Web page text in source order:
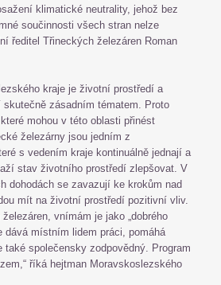
klimatické neutrality, jehož bez
součinnosti všech stran nelze
ředitel Třineckých železáren Roman
kraje je životní prostředí a
zásadním tématem. Proto
mohou v této oblasti přinést
železárny jsou jedním z
s vedením kraje kontinuálně jednají a
stav životního prostředí zlepšovat. V
dohodách se zavazují ke krokům nad
mít na životní prostředí pozitivní vliv.
vnímám je jako „dobrého
dává místním lidem práci, pomáhá
společensky zodpovědný. Program
říká hejtman Moravskoslezského